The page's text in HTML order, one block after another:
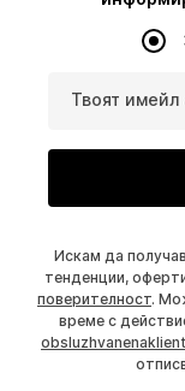
Твоят имейл
Искам да
тенденции,
поверителност.
време с